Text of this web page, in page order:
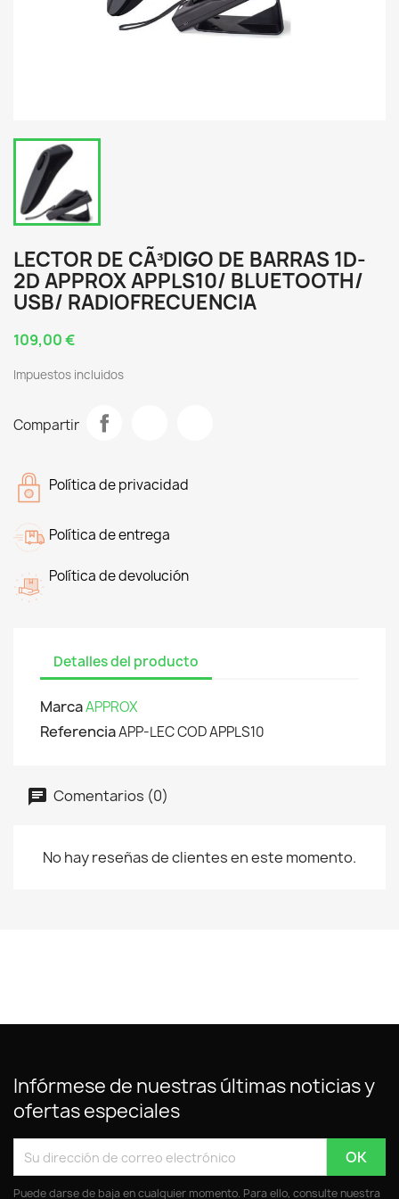
LECTOR DE CÃ³DIGO DE BARRAS 1D-
2D APPROX APPLS10/ BLUETOOTH/
USB/ RADIOFRECUENCIA
109,00 €
Impuestos incluidos
Compartir
Política de privacidad
Política de entrega
Política de devolución
Detalles del producto
MarcaAPPROX
ReferenciaAPP-LEC COD APPLS10
Comentarios (0)
No hay reseñas de clientes en este momento.
Infórmese de nuestras últimas noticias y
ofertas especiales
Puede darse de baja en cualquier momento. Para ello, consulte nuestra